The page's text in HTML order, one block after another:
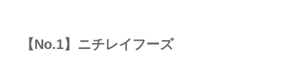
【No.1】ニチレイフーズ